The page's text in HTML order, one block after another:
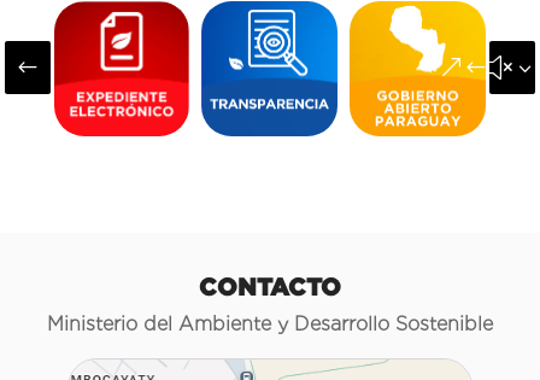
#
CONTACTO
Ministerio del Ambiente y Desarrollo Sostenible